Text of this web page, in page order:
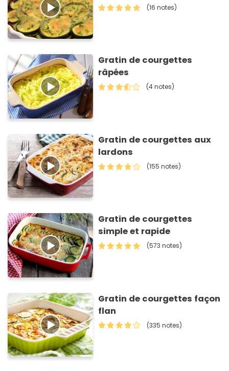
(16 notes)
Gratin de courgettes
râpées
(4 notes)
Gratin de courgettes aux
lardons
(155 notes)
Gratin de courgettes
simple et rapide
(573 notes)
Gratin de courgettes façon
flan
(335 notes)